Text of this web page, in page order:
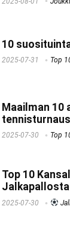
10
2025-07-31 Top
Maailman
2025-07-30 Top
Top 10
2025-07-30